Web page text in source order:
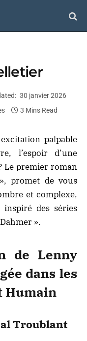
30 janvier 2026
3 Mins Read
palpable
l’espoir d’une
Le premier roman
promet de vous
et complexe,
des séries
».
de Lenny
dans les
Humain
Troublant